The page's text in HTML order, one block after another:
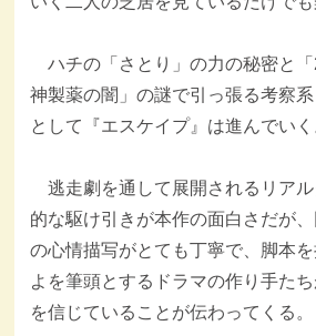
ハチの「さとり」の力の秘密と「
神製薬の闇」の謎で引っ張る考察
として『エスケイプ』は進んでいく
逃走劇を通して展開されるリアル
的な駆け引きが本作の面白さだが
の心情描写がとても丁寧で、脚本
よを筆頭とするドラマの作り手た
を信じていることが伝わってくる。